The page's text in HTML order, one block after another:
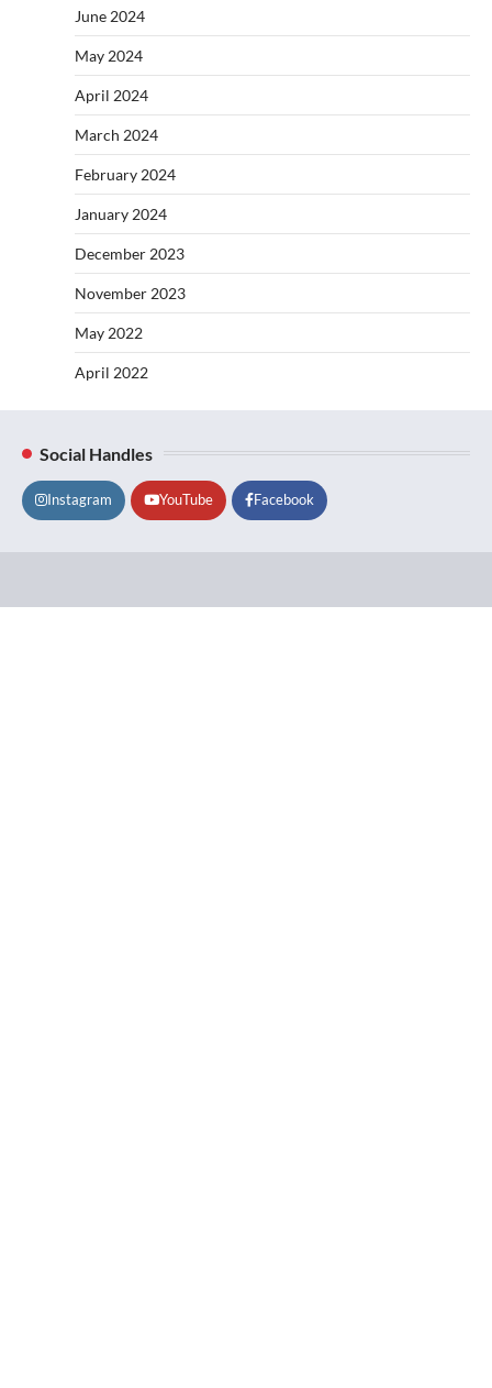
June 2024
May 2024
April 2024
March 2024
February 2024
January 2024
December 2023
November 2023
May 2022
April 2022
Social Handles
Instagram YouTube Facebook